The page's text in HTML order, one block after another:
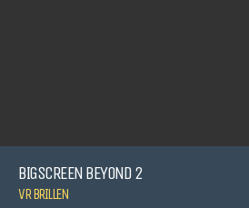
BIGSCREEN BEYOND 2
VR BRILLEN